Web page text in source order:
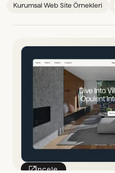
Kurumsal Web Site Örnekleri
İncele